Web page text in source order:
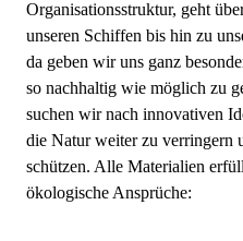
Organisationsstruktur, geht
unseren Schiffen bis hin zu
da geben wir uns ganz
so nachhaltig wie möglich zu
suchen wir nach innovativen
die Natur weiter zu verringern
schützen. Alle Materialien
ökologische Ansprüche: